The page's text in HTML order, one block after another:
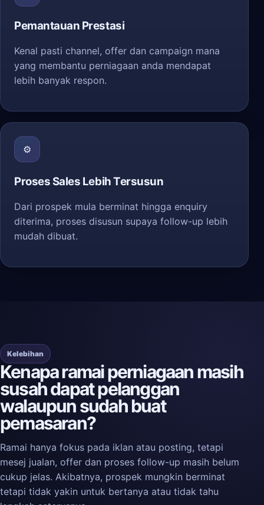
Pemantauan Prestasi
Kenal pasti channel, offer dan campaign mana
yang membantu perniagaan anda mendapat
lebih banyak respon.
⚙️
Proses Sales Lebih Tersusun
Dari prospek mula berminat hingga enquiry
diterima, proses disusun supaya follow-up lebih
mudah dibuat.
Kelebihan
Kenapa ramai perniagaan masih
susah dapat pelanggan
walaupun sudah buat
pemasaran?
Ramai hanya fokus pada iklan atau posting, tetapi
mesej jualan, offer dan proses follow-up masih belum
cukup jelas. Akibatnya, prospek mungkin berminat
tetapi tidak yakin untuk bertanya atau tidak tahu